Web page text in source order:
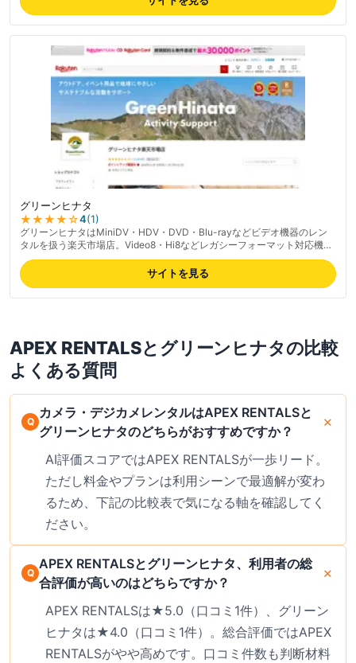
個・記録メディアが標準付属する利便性、丁寧な梱包が好評。Google各
店舗4.5以上の高評価で初心者からプロまで支持される。ネットで簡単予
約可能。最新の料金は公式サイトでご確認ください。
グリーンヒナタ
★★★★☆4(1)
グリーンヒナタはMiniDV・HDV・DVD・Blu-rayなどビデオ機器のレン
タルを扱う楽天市場店。Video8・Hi8などレガシーフォーマット対応機器
も揃う。150,000タイトル以上の品揃え、3泊4日からの短期レンタル
可。MiniDVテープのデジタル化サービスにも対応、レビュー評価
4.83/5.0。
サイトを見る
APEX RENTALSと グリーンヒナタの比較
よくある質問
カメラ・デジカメレンタルはAPEX RENTALSと
グリーンヒナタのどちらがおすすめですか？
AI評価スコアではAPEX RENTALSが一歩リード。
ただし料金やプランは利用シーンで最適解が変わ
るため、下記の比較表で気になる軸を確認してく
ださい。
APEX RENTALSとグリーンヒナタ、利用者の総
合評価が高いのはどちらですか？
APEX RENTALSは★5.0（口コミ1件）、グリーン
ヒナタは★4.0（口コミ1件）。総合評価ではAPEX
RENTALSがやや高めです。口コミ件数も判断材料